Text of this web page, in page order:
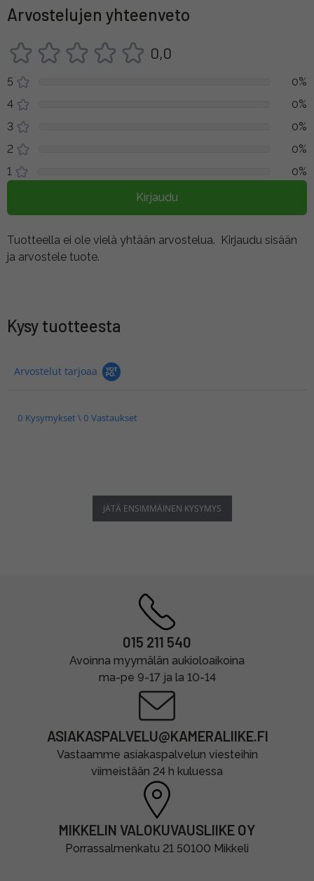
Arvostelujen yhteenveto
0,0
5
0%
4
0%
3
0%
2
0%
1
0%
Kirjaudu
Tuotteella ei ole vielä yhtään arvostelua. Kirjaudu sisään
ja arvostele tuote.
Kysy tuotteesta
Arvostelut tarjoaa
0 Kysymykset \ 0 Vastaukset
JÄTÄ ENSIMMÄINEN KYSYMYS
015 211 540
Avoinna myymälän aukioloaikoina
ma-pe 9-17 ja la 10-14
ASIAKASPALVELU@KAMERALIIKE.FI
Vastaamme asiakaspalvelun viesteihin
viimeistään 24 h kuluessa
MIKKELIN VALOKUVAUSLIIKE OY
Porrassalmenkatu 21 50100 Mikkeli